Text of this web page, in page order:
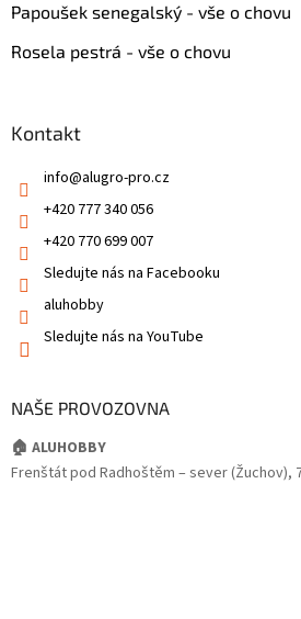
Papoušek senegalský - vše o chovu
Rosela pestrá - vše o chovu
Kontakt
info@alugro-pro.cz
+420 777 340 056
+420 770 699 007
Sledujte nás na Facebooku
aluhobby
Sledujte nás na YouTube
NAŠE PROVOZOVNA
🏠 ALUHOBBY
Frenštát pod Radhoštěm – sever (Žuchov),